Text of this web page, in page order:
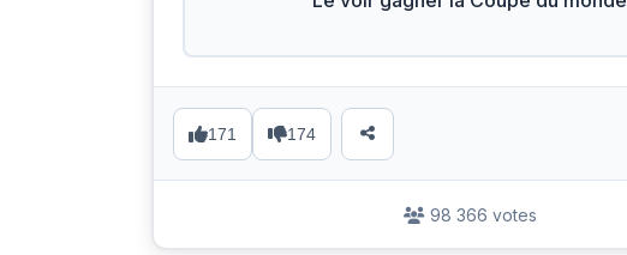
171 174
98 366 votes